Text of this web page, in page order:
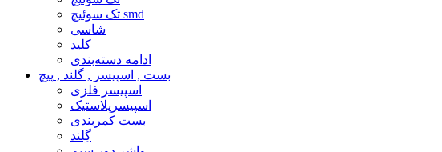
تک سوئیچ smd
شاسی
کلید
ادامه دسته‌بندی
بست , اسپیسر , گلند , پیچ
اسپیسر فلزی
اسپیسرپلاستیک
بست کمربندی
گِلند